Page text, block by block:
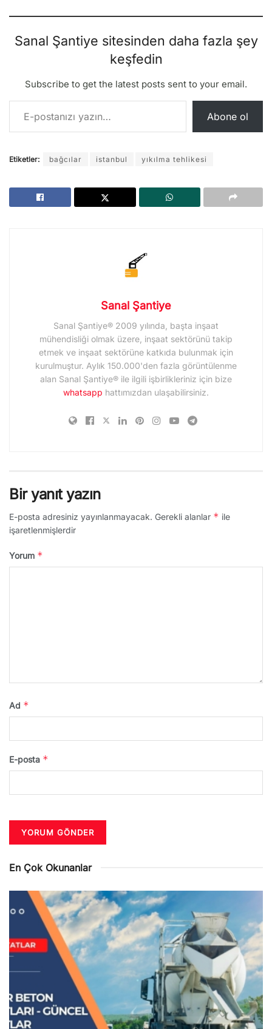
Sanal Şantiye sitesinden daha fazla şey
keşfedin
Subscribe to get the latest posts sent to your email.
E-postanızı yazın…
Abone ol
Etiketler: bağcılar istanbul yıkılma tehlikesi
Sanal Şantiye
Sanal Şantiye® 2009 yılında, başta inşaat
mühendisliği olmak üzere, inşaat sektörünü takip
etmek ve inşaat sektörüne katkıda bulunmak için
kurulmuştur. Aylık 150.000'den fazla görüntülenme
alan Sanal Şantiye® ile ilgili işbirlikleriniz için bize
whatsapp hattımızdan ulaşabilirsiniz.
Bir yanıt yazın
E-posta adresiniz yayınlanmayacak. Gerekli alanlar * ile
işaretlenmişlerdir
Yorum *
Ad *
E-posta *
En Çok Okunanlar